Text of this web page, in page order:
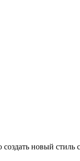
новый стиль